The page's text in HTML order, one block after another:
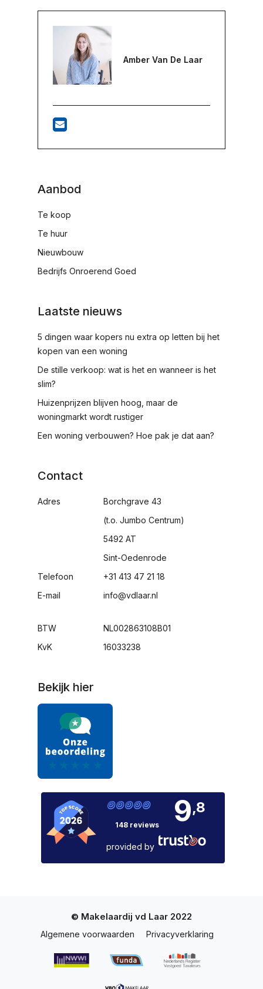
Amber Van De Laar
Aanbod
Te koop
Te huur
Nieuwbouw
Bedrijfs Onroerend Goed
Laatste nieuws
5 dingen waar kopers nu extra op letten bij het
kopen van een woning
De stille verkoop: wat is het en wanneer is het
slim?
Huizenprijzen blijven hoog, maar de
woningmarkt wordt rustiger
Een woning verbouwen? Hoe pak je dat aan?
Contact
Adres
Telefoon
E-mail
BTW
KvK
Borchgrave 43
(t.o. Jumbo Centrum)
5492 AT
Sint-Oedenrode
+31 413 47 21 18
info@vdlaar.nl
NL002863108B01
16033238
Bekijk hier
148 reviews 9,8
provided by
© Makelaardij vd Laar 2022
Algemene voorwaarden Privacyverklaring